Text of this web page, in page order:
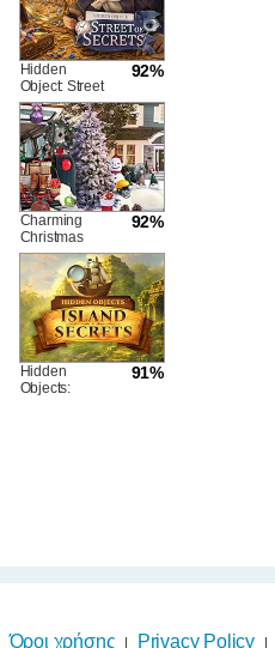
92%
Hidden
Object: Street
Of Secrets
92%
Charming
Christmas
91%
Hidden
Objects:
Όροι χρήσης Privacy Policy